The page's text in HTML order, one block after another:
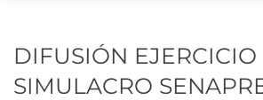
DIFUSIÓN EJERCICIO
SIMULACRO